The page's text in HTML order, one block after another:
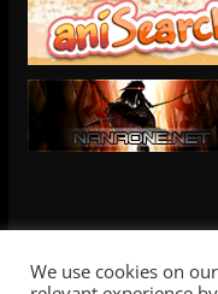
We use cookies on